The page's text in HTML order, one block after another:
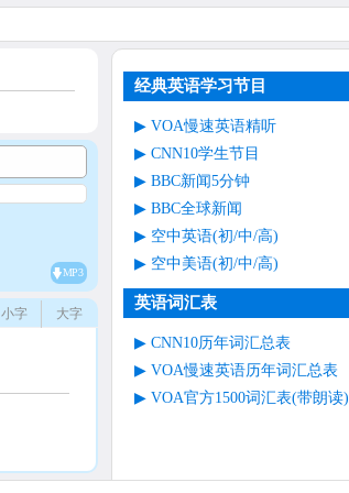
MP3
大字
小字
经典英语学习节目
VOA慢速英语精听
CNN10学生节目
BBC新闻5分钟
BBC全球新闻
空中英语(初/中/高)
空中美语(初/中/高)
英语词汇表
CNN10历年词汇总表
VOA慢速英语历年词汇总表
VOA官方1500词汇表(带朗读)